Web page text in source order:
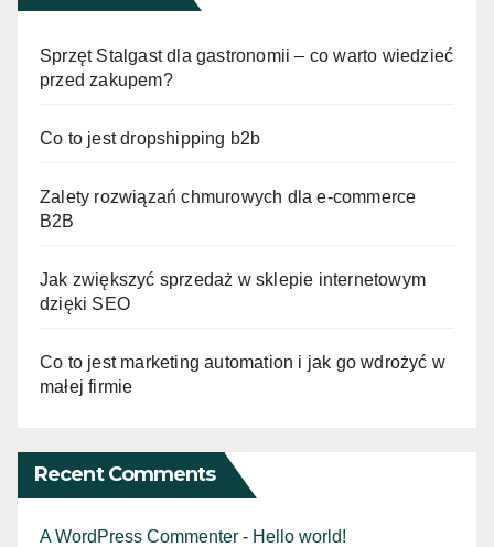
Sprzęt Stalgast dla gastronomii – co warto wiedzieć
przed zakupem?
Co to jest dropshipping b2b
Zalety rozwiązań chmurowych dla e-commerce
B2B
Jak zwiększyć sprzedaż w sklepie internetowym
dzięki SEO
Co to jest marketing automation i jak go wdrożyć w
małej firmie
Recent Comments
A WordPress Commenter - Hello world!